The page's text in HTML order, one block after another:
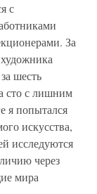
с
За
шесть
сто с лишним
я попытался
искусства,
исследуются
через
мира